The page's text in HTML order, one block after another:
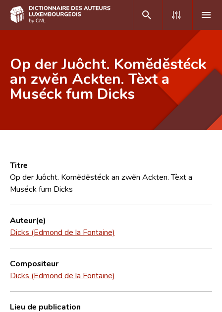
DE FR
Accueil
Recherche avancée
CNL
Équipe scientifique
Op der Juôcht. Komĕdĕstéck
an zwĕn Ackten. Tèxt a
Muséck fum Dicks
Titre
Op der Juôcht. Komĕdĕstéck an zwĕn Ackten. Tèxt a
Muséck fum Dicks
Auteur(e)
Dicks (Edmond de la Fontaine)
Compositeur
Dicks (Edmond de la Fontaine)
Lieu de publication